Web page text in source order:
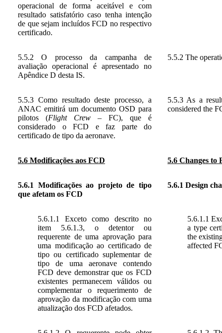
operacional de forma aceitável e com
resultado satisfatório caso tenha intenção
de que sejam incluídos FCD no respectivo
certificado.
5.5.2 O processo da campanha de
avaliação operacional é apresentado no
Apêndice D desta IS.
5.5.2 The
5.5.3 Como resultado deste processo, a
ANAC emitirá um documento OSD para
pilotos (Flight Crew – FC), que é
considerado o FCD e faz parte do
certificado de tipo da aeronave.
5.5.3 As a
considered the
5.6 Modificações aos FCD 5.6 Changes to
5.6.1 Modificações ao projeto de tipo
que afetam os FCD
5.6.1 Design
5.6.1.1 Exceto como descrito no
item 5.6.1.3, o detentor ou
requerente de uma aprovação para
uma modificação ao certificado de
tipo ou certificado suplementar de
tipo de uma aeronave contendo
FCD deve demonstrar que os FCD
existentes permanecem válidos ou
complementar o requerimento de
aprovação da modificação com uma
atualização dos FCD afetados.
5.6.1.1
a type
the
affected